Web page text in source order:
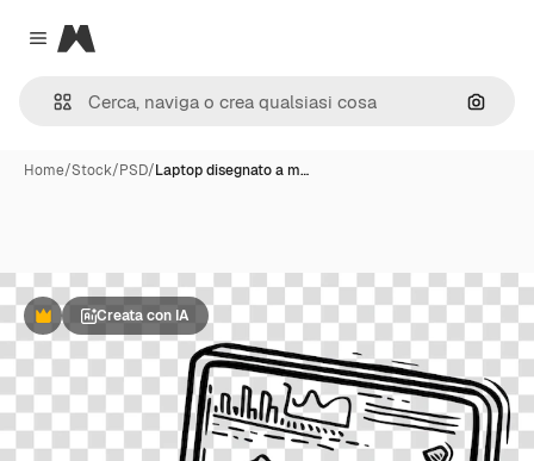
Close menu
Magnific
Cerca
Home/Stock/PSD/Laptop disegnato a m…
PremiumCreata con IA